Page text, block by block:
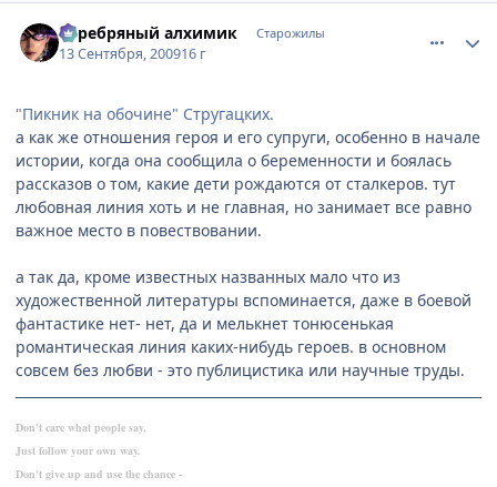
Серебряный алхимик Старожилы
13 Сентября, 200916 г
"Пикник на обочине" Стругацких.
а как же отношения героя и его супруги, особенно в начале
истории, когда она сообщила о беременности и боялась
рассказов о том, какие дети рождаются от сталкеров. тут
любовная линия хоть и не главная, но занимает все равно
важное место в повествовании.
а так да, кроме известных названных мало что из
художественной литературы вспоминается, даже в боевой
фантастике нет- нет, да и мелькнет тонюсенькая
романтическая линия каких-нибудь героев. в основном
совсем без любви - это публицистика или научные труды.
Don't care what people say,
Just follow your own way.
Don't give up and use the chance -